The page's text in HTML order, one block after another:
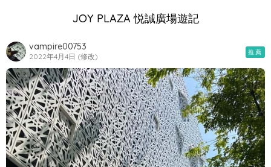
JOY PLAZA 悦誠廣場遊記
vampire00753
2022年4月4日 (修改) 推薦